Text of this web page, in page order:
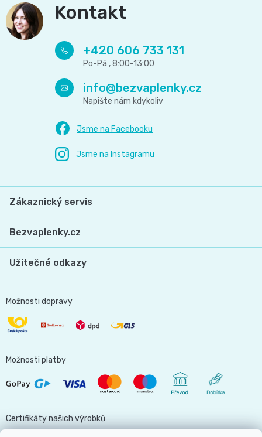
Kontakt
info@bezvaplenky.cz
+420 606 733 131
Zákaznický servis
Bezvaplenky.cz
Užitečné odkazy
Možnosti dopravy
Možnosti platby
Certifikáty našich výrobků